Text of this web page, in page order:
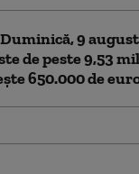
9
de peste 9,53
650.000 de